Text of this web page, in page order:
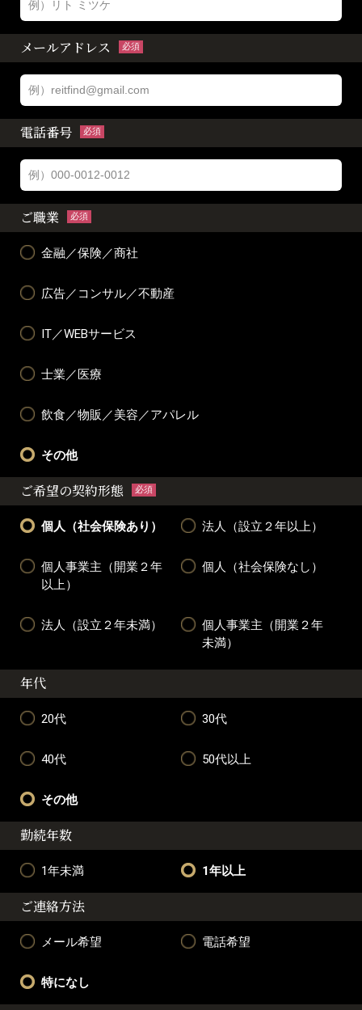
メールアドレス 必須
電話番号 必須
ご職業 必須
金融／保険／商社
広告／コンサル／不動産
IT／WEBサービス
士業／医療
飲食／物販／美容／アパレル
その他
ご希望の契約形態 必須
個人（社会保険あり） 法人（設立２年以上）
個人事業主（開業２年
以上）
個人（社会保険なし）
法人（設立２年未満）
個人事業主（開業２年
未満）
年代
20代 30代
40代 50代以上
その他
勤続年数
1年未満 1年以上
ご連絡方法
メール希望 電話希望
特になし